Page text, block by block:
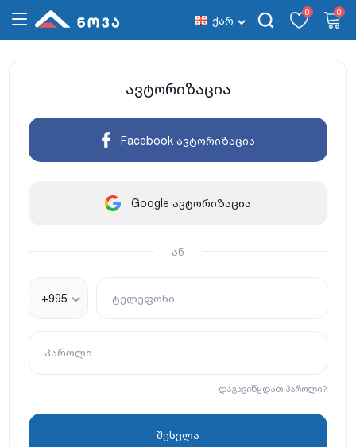
ქარ
0 0
ავტორიზაცია
Facebook ავტორიზაცია
Google ავტორიზაცია
ან
+995 ტელეფონი
პაროლი
დაგავიწყდათ პაროლი?